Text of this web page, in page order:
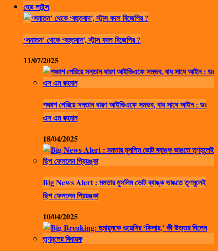
হেড লাইন্স
‘সনাতন’ থেকে ‘বহুতবাদ’, স্টান্স বদল বিজেপির ?
11/07/2025
পঞ্চাশ পেরিয়ে সন্তান ধারণ আইভিএফে সম্ভব, বাধ সাধে আইন : ডঃ
এস এম রহমান
18/04/2025
Big News Alert : মমতার মুসলিম ভোট ব্যাঙ্ক ভাঙতে তৃণমূলেই
ছিপ ফেললেন প্রিয়ঙ্কা
10/04/2025